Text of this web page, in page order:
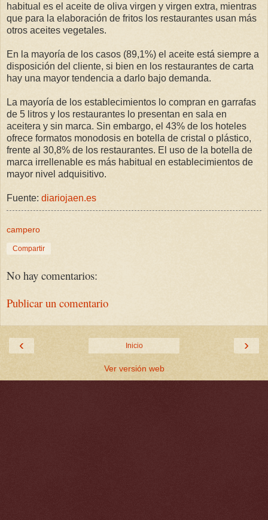
habitual es el aceite de oliva virgen y virgen extra, mientras
que para la elaboración de fritos los restaurantes usan más
otros aceites vegetales.
En la mayoría de los casos (89,1%) el aceite está siempre a
disposición del cliente, si bien en los restaurantes de carta
hay una mayor tendencia a darlo bajo demanda.
La mayoría de los establecimientos lo compran en garrafas
de 5 litros y los restaurantes lo presentan en sala en
aceitera y sin marca. Sin embargo, el 43% de los hoteles
ofrece formatos monodosis en botella de cristal o plástico,
frente al 30,8% de los restaurantes. El uso de la botella de
marca irrellenable es más habitual en establecimientos de
mayor nivel adquisitivo.
Fuente: diariojaen.es
campero
Compartir
No hay comentarios:
Publicar un comentario
‹ ›
Inicio
Ver versión web